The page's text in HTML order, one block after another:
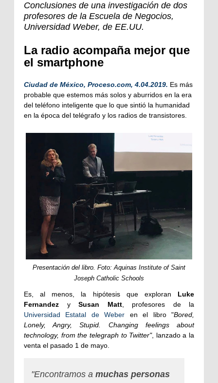
Conclusiones de una investigación de dos
profesores de la Escuela de Negocios,
Universidad Weber, de EE.UU.
La radio acompaña mejor que
el smartphone
Ciudad de México, Proceso.com, 4.04.2019. Es más
probable que estemos más solos y aburridos en la era
del teléfono inteligente que lo que sintió la humanidad
en la época del telégrafo y los radios de transistores.
Presentación del libro. Foto: Aquinas Institute of Saint
Joseph Catholic Schools
Es, al menos, la hipótesis que exploran Luke
Fernandez y Susan Matt, profesores de la
Universidad Estatal de Weber en el libro "Bored,
Lonely, Angry, Stupid. Changing feelings about
technology, from the telegraph to Twitter", lanzado a la
venta el pasado 1 de mayo.
"Encontramos a muchas personas